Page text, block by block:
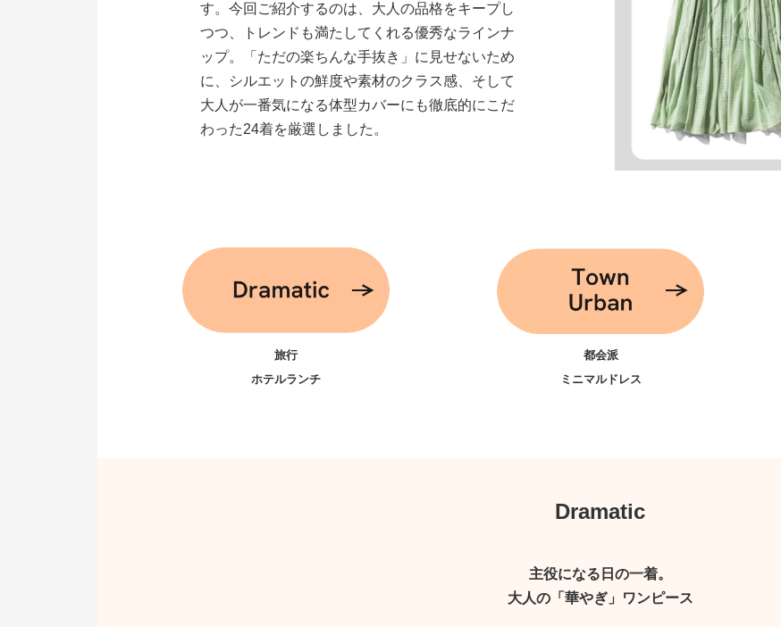
す。今回ご紹介するのは、大人の品格をキープし
つつ、トレンドも満たしてくれる優秀なラインナ
ップ。「ただの楽ちんな手抜き」に見せないため
に、シルエットの鮮度や素材のクラス感、そして
大人が一番気になる体型カバーにも徹底的にこだ
わった24着を厳選しました。
旅行
ホテルランチ
都会派
ミニマルドレス
Dramatic
主役になる日の一着。
大人の「華やぎ」ワンピース